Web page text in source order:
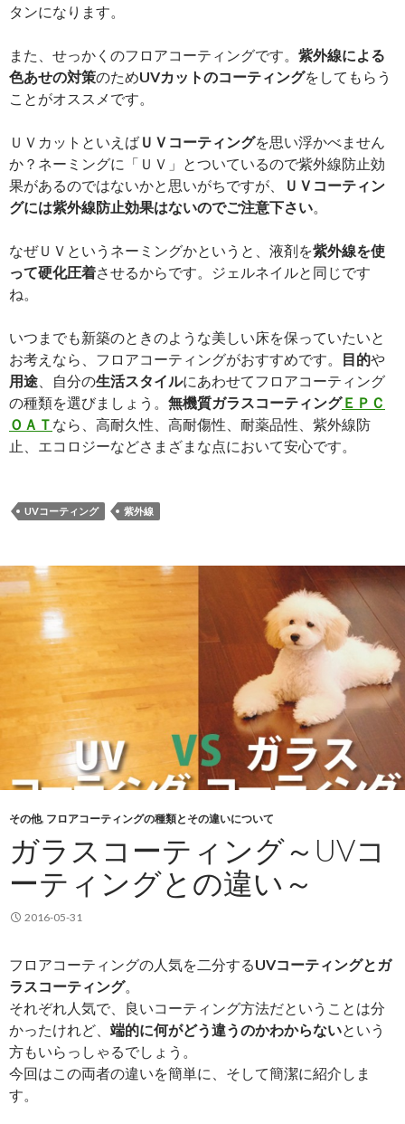
タンになります。
また、せっかくのフロアコーティングです。 紫外線による
色あせの対策のためUVカットのコーティングをしてもらう
ことがオススメです。
ＵＶカットといえば ＵＶコーティングを思い浮かべません
か？ネーミングに「ＵＶ」とついているので紫外線防止効
果があるのではないかと思いがちですが、
ＵＶコーティン
グには紫外線防止効果はないのでご注意下さい。
なぜＵＶというネーミングかというと、液剤を紫外線を使
って硬化圧着させるからです。ジェルネイルと同じです
ね。
いつまでも新築のときのような美しい床を保っていたいと
お考えなら、フロアコーティングがおすすめです。
目的や
用途 、自分の生活スタイルにあわせてフロアコーティング
の種類を選びましょう。 無機質ガラスコーティングＥＰＣ
ＯＡＴ なら、高耐久性、高耐傷性、耐薬品性、紫外線防
止、エコロジーなどさまざまな点において安心です。
UVコーティング 紫外線
その他, フロアコーティングの種類とその違いについて
ガラスコーティング～UVコ
ーティングとの違い～
2016-05-31
フロアコーティングの人気を二分するUVコーティングとガ
ラスコーティング。
それぞれ人気で、良いコーティング方法だということは分
かったけれど、 端的に何がどう違うのかわからないという
方もいらっしゃるでしょう。
今回はこの両者の違いを簡単に、そして簡潔に紹介しま
す。